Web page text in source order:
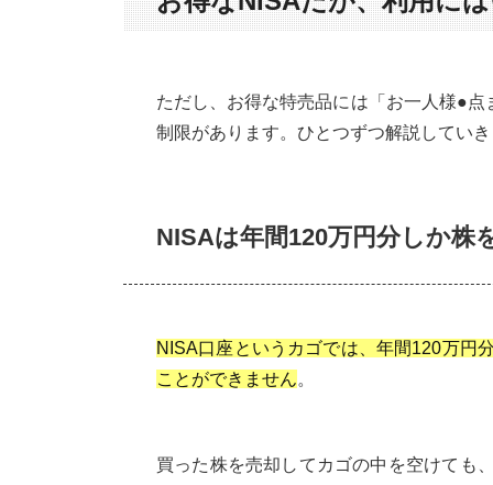
ただし、お得な特売品には「お一人様●
制限があります。ひとつずつ解説してい
NISAは年間120万円分しか株
NISA口座というカゴでは、年間120万円
ことができません。
買った株を売却してカゴの中を空けても